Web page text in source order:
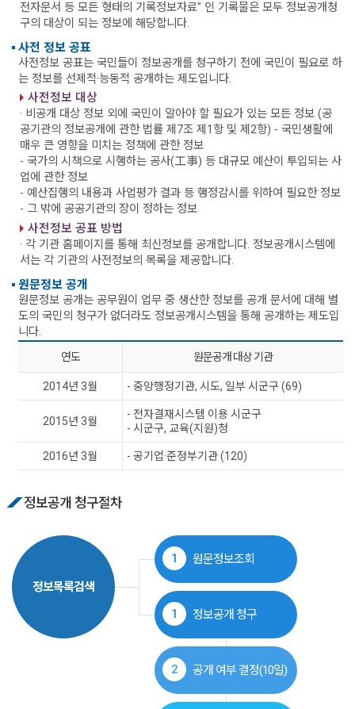
전자문서 등 모든 형태의 기록정보자료" 인 기록물은 모두 정보공개청
구의 대상이 되는 정보에 해당합니다.
사전 정보 공표
사전정보 공표는 국민들이 정보공개를 청구하기 전에 국민이 필요로 하
는 정보를 선제적·능동적 공개하는 제도입니다.
사전정보 대상
· 비공개 대상 정보 외에 국민이 알아야 할 필요가 있는 모든 정보 (공
공기관의 정보공개에 관한 법률 제7조 제1항 및 제2항) - 국민생활에
매우 큰 영향을 미치는 정책에 관한 정보
- 국가의 시책으로 시행하는 공사(工事) 등 대규모 예산이 투입되는 사
업에 관한 정보
- 예산집행의 내용과 사업평가 결과 등 행정감시를 위하여 필요한 정보
- 그 밖에 공공기관의 장이 정하는 정보
사전정보 공표 방법
· 각 기관 홈페이지를 통해 최신정보를 공개합니다. 정보공개시스템에
서는 각 기관의 사전정보의 목록을 제공합니다.
원문정보 공개
원문정보 공개는 공무원이 업무 중 생산한 정보를 공개 문서에 대해 별
도의 국민의 청구가 없더라도 정보공개시스템을 통해 공개하는 제도입
니다.
연도 원문공개 대상 기관
2014년 3월 - 중앙행정기관, 시도, 일부 시군구 (69)
2015년 3월
- 전자결재시스템 이용 시군구
- 시군구, 교육(지원)청
2016년 3월 - 공기업·준정부기관 (120)
정보공개 청구절차
정보목록검색
1 원문정보조회
1 정보공개 청구
2 공개 여부 결정(10일)